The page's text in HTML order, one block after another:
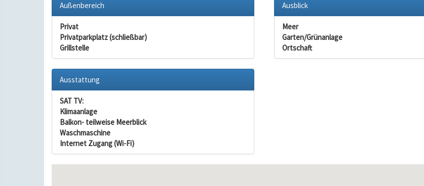
Außenbereich
Privat
Privatparkplatz (schließbar)
Grillstelle
Ausblick
Meer
Garten/Grünanlage
Ortschaft
Ausstattung
SAT TV:
Klimaanlage
Balkon- teilweise Meerblick
Waschmaschine
Internet Zugang (Wi-Fi)